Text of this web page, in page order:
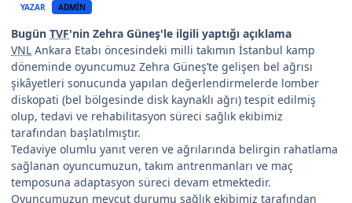
YAZAR ADMIN
Bugün TVF'nin Zehra Güneş'le ilgili yaptığı açıklama
VNL Ankara Etabı öncesindeki milli takımın İstanbul kamp
döneminde oyuncumuz Zehra Güneş’te gelişen bel ağrısı
şikâyetleri sonucunda yapılan değerlendirmelerde lomber
diskopati (bel bölgesinde disk kaynaklı ağrı) tespit edilmiş
olup, tedavi ve rehabilitasyon süreci sağlık ekibimiz
tarafından başlatılmıştır.
Tedaviye olumlu yanıt veren ve ağrılarında belirgin rahatlama
sağlanan oyuncumuzun, takım antrenmanları ve maç
temposuna adaptasyon süreci devam etmektedir.
Oyuncumuzun mevcut durumu sağlık ekibimiz tarafından